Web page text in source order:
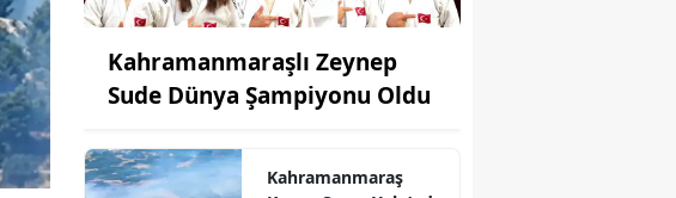
Kahramanmaraşlı Zeynep
Sude Dünya Şampiyonu Oldu
Kahramanmaraş